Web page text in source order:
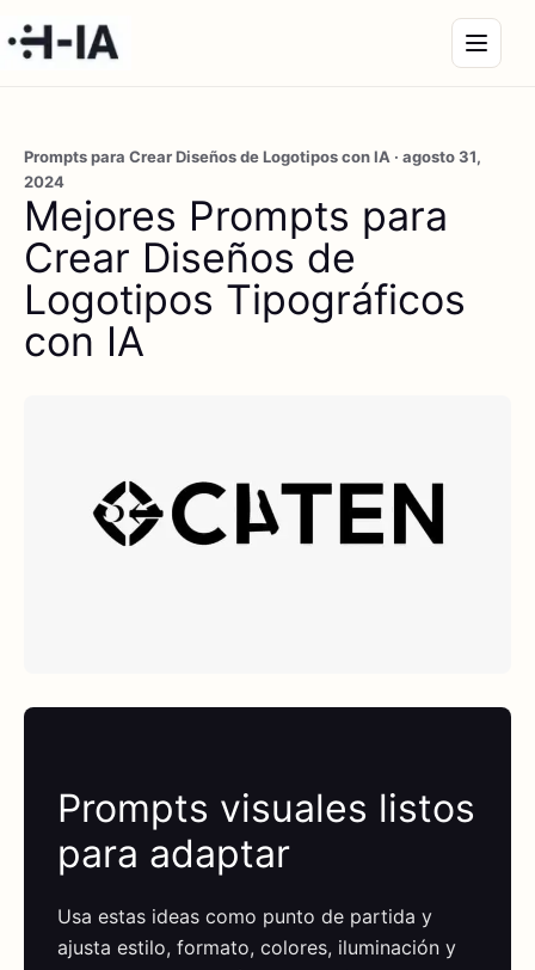
Prompts para Crear Diseños de Logotipos con IA · agosto 31,
2024
Mejores Prompts para
Crear Diseños de
Logotipos Tipográficos
con IA
Prompts visuales listos
para adaptar
Usa estas ideas como punto de partida y
ajusta estilo, formato, colores, iluminación y